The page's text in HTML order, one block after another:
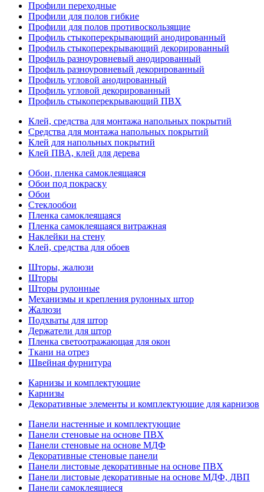
Профили переходные
Профили для полов гибкие
Профили для полов противоскользящие
Профиль стыкоперекрывающий анодированный
Профиль стыкоперекрывающий декорированный
Профиль разноуровневый анодированный
Профиль разноуровневый декорированный
Профиль угловой анодированный
Профиль угловой декорированный
Профиль стыкоперекрывающий ПВХ
Клей, средства для монтажа напольных покрытий
Средства для монтажа напольных покрытий
Клей для напольных покрытий
Клей ПВА, клей для дерева
Обои, пленка самоклеящаяся
Обои под покраску
Обои
Стеклообои
Пленка самоклеящаяся
Пленка самоклеящаяся витражная
Наклейки на стену
Клей, средства для обоев
Шторы, жалюзи
Шторы
Шторы рулонные
Механизмы и крепления рулонных штор
Жалюзи
Подхваты для штор
Держатели для штор
Пленка светоотражающая для окон
Ткани на отрез
Швейная фурнитура
Карнизы и комплектующие
Карнизы
Декоративные элементы и комплектующие для карнизов
Панели настенные и комплектующие
Панели стеновые на основе ПВХ
Панели стеновые на основе МДФ
Декоративные стеновые панели
Панели листовые декоративные на основе ПВХ
Панели листовые декоративные на основе МДФ, ДВП
Панели самоклеящиеся